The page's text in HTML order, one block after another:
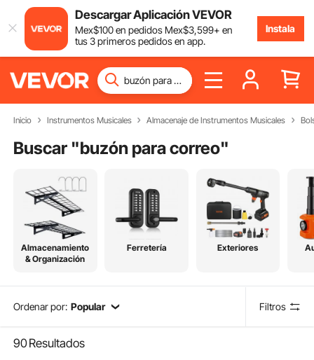
Descargar Aplicación VEVOR
Mex$100en pedidos Mex$3,599+ en
tus 3 primeros pedidos en app.
Instala
Inicio Instrumentos Musicales Almacenaje de Instrumentos Musicales
Buscar "buzón para correo"
Almacenamiento
& Organización
Ferretería Exteriores
Ordenar por: Popular Filtros
90Resultados